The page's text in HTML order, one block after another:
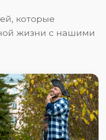
которые
жизни с нашими